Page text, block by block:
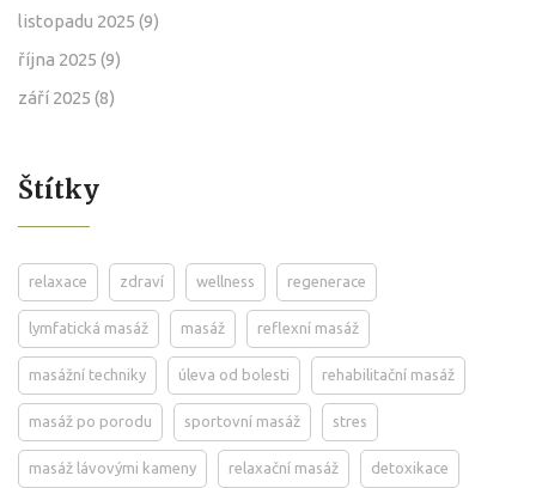
listopadu 2025 (9)
října 2025 (9)
září 2025 (8)
Štítky
relaxace zdraví wellness regenerace
lymfatická masáž masáž reflexní masáž
masážní techniky úleva od bolesti rehabilitační masáž
masáž po porodu sportovní masáž stres
masáž lávovými kameny relaxační masáž detoxikace